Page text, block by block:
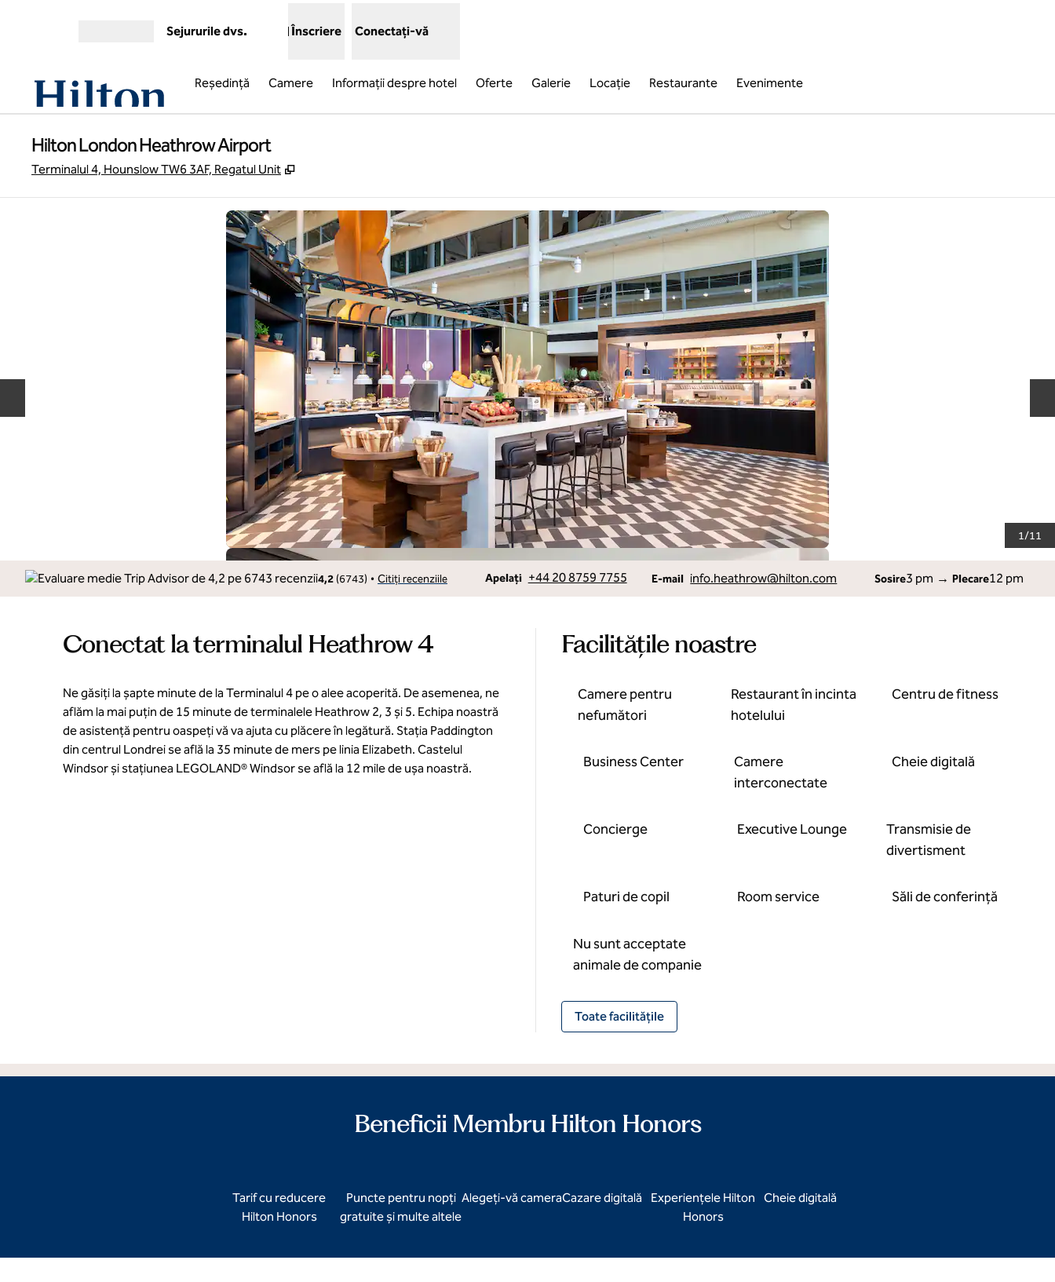
Sejururile dvs. Înscriere Conectați-vă
Reşedinţă Camere Informații despre hotel Oferte Galerie Locaţie Restaurante Evenimente
Hilton London Heathrow Airport
Terminalul 4, Hounslow TW6 3AF, Regatul Unit ,
1/11
4,2 (6743) • Citiți recenziile Apelați
Apelare +44 20 8759 7755 E-mail
Email info.heathrow@hilton.com Sosire3 pm → Plecare12 pm
Conectat la terminalul Heathrow 4
Ne găsiți la șapte minute de la Terminalul 4 pe o alee acoperită. De asemenea, ne
aflăm la mai puțin de 15 minute de terminalele Heathrow 2, 3 și 5. Echipa noastră
de asistență pentru oaspeți vă va ajuta cu plăcere în legătură. Stația Paddington
din centrul Londrei se află la 35 minute de mers pe linia Elizabeth. Castelul
Windsor și stațiunea LEGOLAND® Windsor se află la 12 mile de ușa noastră.
Facilităţile noastre
Camere pentru
nefumători
Restaurant în incinta
hotelului
Centru de fitness
Business Center
Camere
interconectate
Cheie digitală
Concierge Executive Lounge
Transmisie de
divertisment
Paturi de copil Room service Săli de conferință
Nu sunt acceptate
animale de companie
Toate facilitățile
Beneficii Membru Hilton Honors
Tarif cu reducere
Hilton Honors
Puncte pentru nopți
gratuite și multe altele
Alegeți-vă cameraCazare digitală
Experiențele Hilton
Honors
Cheie digitală